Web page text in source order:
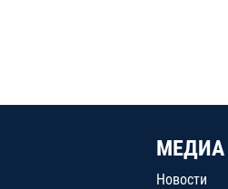
МЕДИА
Новости